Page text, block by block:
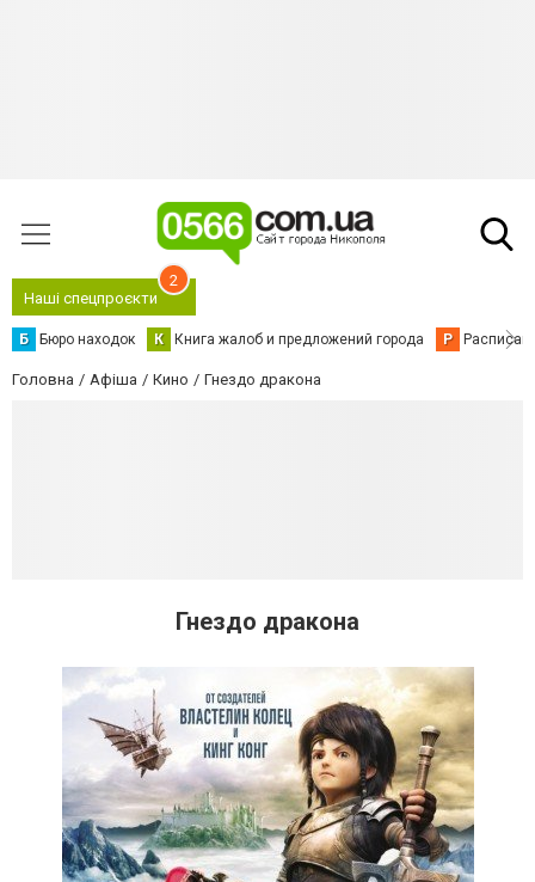
Наші спецпроєкти
2
Б Бюро находок К Книга жалоб и предложений города Р
Головна Афіша Кино Гнездо дракона
Гнездо дракона